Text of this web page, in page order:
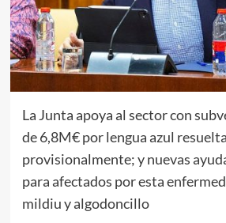
La Junta apoya al sector con
de 6,8M€ por lengua azul
provisionalmente; y nuevas
para afectados por esta
mildiu y algodoncillo